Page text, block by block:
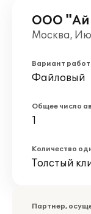
ООО
Москва,
Вариант
Файловый
Общее число
1
Количество
Толстый
Партнер,